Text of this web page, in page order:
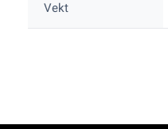
Vekt